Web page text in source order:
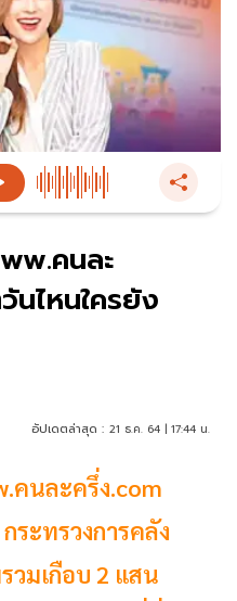
คนละ
นไหนใครยัง
อัปเดตล่าสุด : 21 ธ.ค. 64 | 17:44 น.
คนละครึ่ง.com
ระทรวงการคลัง
วมเกือบ 2 แสน